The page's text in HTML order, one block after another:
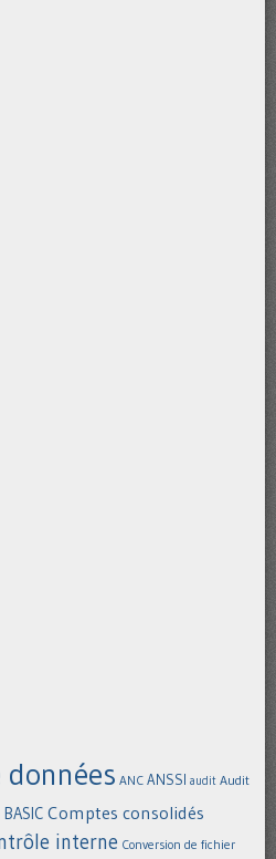
ANC ANSSI audit Audit
BASIC Comptes consolidés
interne Conversion de fichier